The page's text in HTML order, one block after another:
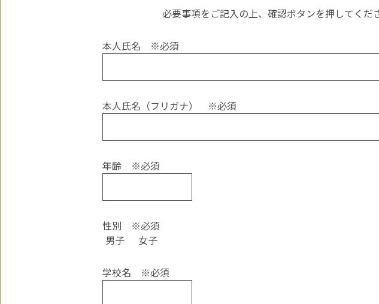
必要事項をご記入の上、確認ボタンを押してくだ
本人氏名 ※必須
本人氏名（フリガナ） ※必須
年齢 ※必須
性別
※必須
男子
女子
学校名 ※必須